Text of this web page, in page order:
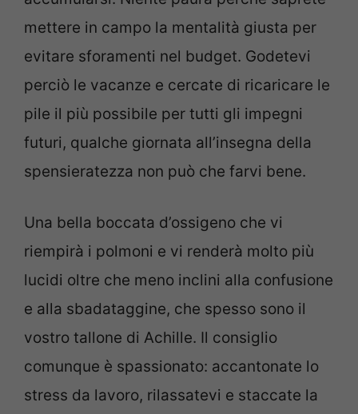
mettere in campo la mentalità giusta per
evitare sforamenti nel budget. Godetevi
perciò le vacanze e cercate di ricaricare le
pile il più possibile per tutti gli impegni
futuri, qualche giornata all’insegna della
spensieratezza non può che farvi bene.
Una bella boccata d’ossigeno che vi
riempirà i polmoni e vi renderà molto più
lucidi oltre che meno inclini alla confusione
e alla sbadataggine, che spesso sono il
vostro tallone di Achille. Il consiglio
comunque è spassionato: accantonate lo
stress da lavoro, rilassatevi e staccate la